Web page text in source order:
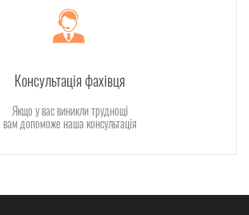
Консультація фахівця
Якщо у вас виникли труднощі
вам допоможе наша консультація